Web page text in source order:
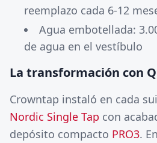
reemplazo cada 6-12
Agua embotellada:
de agua en el vestíbulo
La transformación con
Crowntap instaló en cada
Nordic Single Tap con
depósito compacto PRO3.